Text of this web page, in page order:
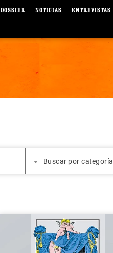
DOSSIER NOTICIAS ENTREVISTAS
Buscar por categoría